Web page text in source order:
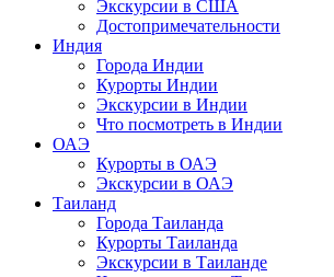
Экскурсии в США
Достопримечательности
Индия
Города Индии
Курорты Индии
Экскурсии в Индии
Что посмотреть в Индии
ОАЭ
Курорты в ОАЭ
Экскурсии в ОАЭ
Таиланд
Города Таиланда
Курорты Таиланда
Экскурсии в Таиланде